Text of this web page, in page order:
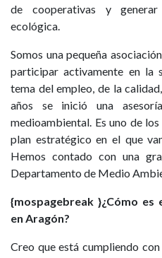
de cooperativas y
ecológica.
Somos una pequeña
participar activamente en la
tema del empleo, de la
años se inició una
medioambiental. Es uno de
plan estratégico en el que
Hemos contado con una
Departamento de Medio
{mospagebreak }¿Cómo
en Aragón?
Creo que está cumpliendo